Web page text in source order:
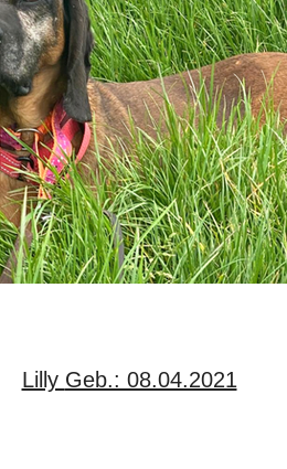
Lilly Geb.: 08.04.2021